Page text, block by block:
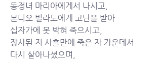
동정녀 마리아에게서 나시고,
본디오 빌라도에게 고난을 받아
십자가에 못 박혀 죽으시고,
장사된 지 사흘만에 죽은 자 가운데서
다시 살아나셨으며,